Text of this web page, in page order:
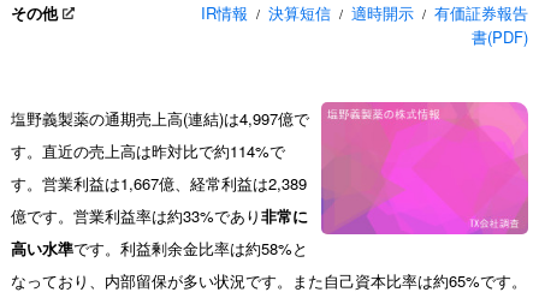
その他 IR情報 / 決算短信 / 適時開示 / 有価証券報告
書(PDF)
塩野義製薬の通期売上高(連結)は4,997億で
す。直近の売上高は昨対比で約114%で
す。営業利益は1,667億、経常利益は2,389
億です。営業利益率は約33%であり非常に
高い水準です。利益剰余金比率は約58%と
なっており、内部留保が多い状況です。また自己資本比率は約65%です。